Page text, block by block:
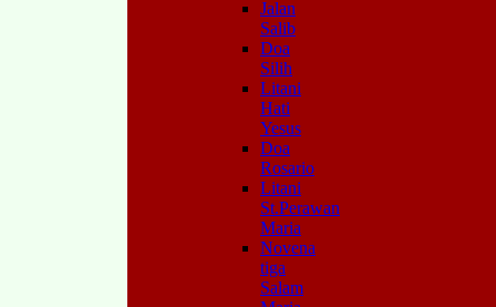
Jalan
Salib
Doa
Silih
Litani
Hati
Yesus
Doa
Rosario
Litani
St.Perawan
Maria
Novena
tiga
Salam